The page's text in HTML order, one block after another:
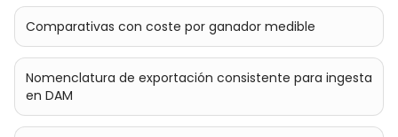
Comparativas con coste por ganador medible
Nomenclatura de exportación consistente para ingesta
en DAM